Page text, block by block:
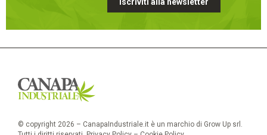
© copyright 2026 – CanapaIndustriale.it è un marchio di Grow Up srl.